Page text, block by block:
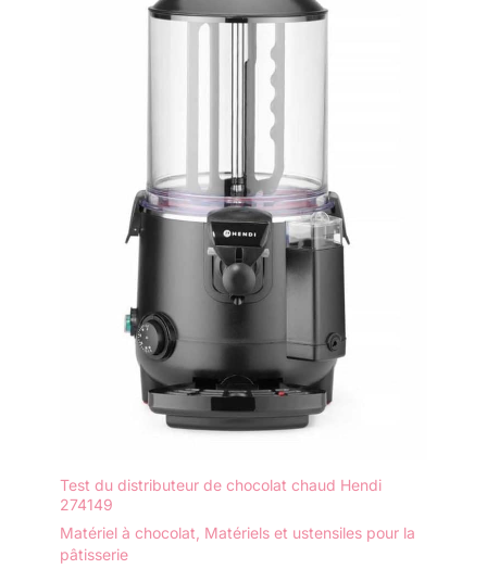
Test du distributeur de chocolat chaud Hendi
274149
Matériel à chocolat Matériels et ustensiles pour la
pâtisserie